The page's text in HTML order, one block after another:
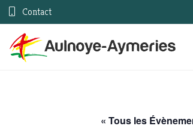
Contact
« Tous les